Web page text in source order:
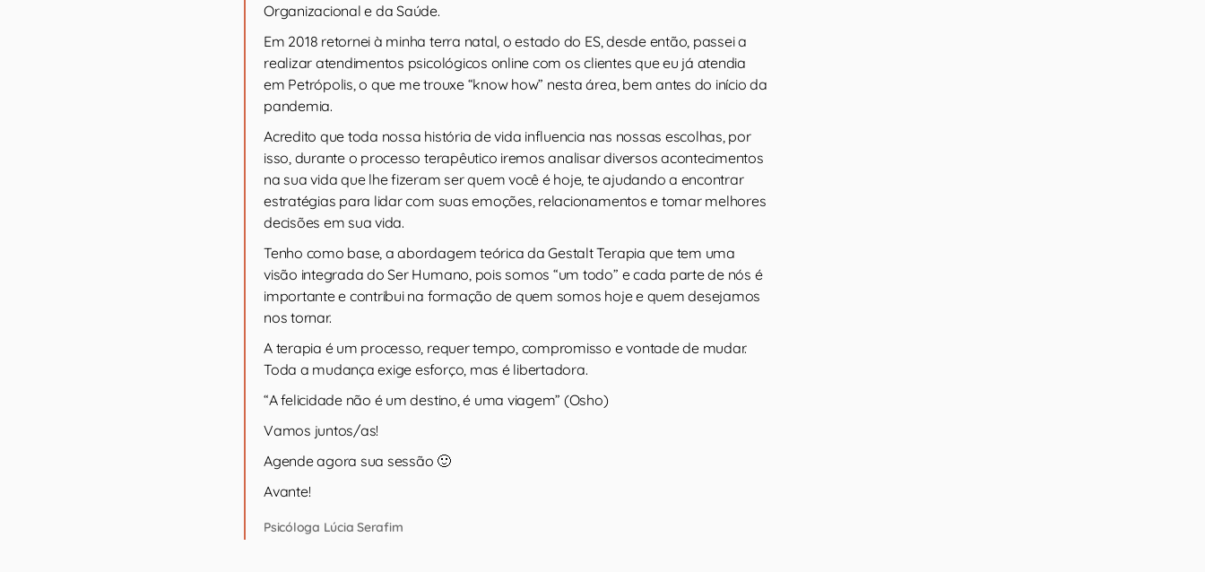
Organizacional e da Saúde.
Em 2018 retornei à minha terra natal, o estado do ES, desde então, passei a
realizar atendimentos psicológicos online com os clientes que eu já atendia
em Petrópolis, o que me trouxe “know how” nesta área, bem antes do início da
pandemia.
Acredito que toda nossa história de vida influencia nas nossas escolhas, por
isso, durante o processo terapêutico iremos analisar diversos acontecimentos
na sua vida que lhe fizeram ser quem você é hoje, te ajudando a encontrar
estratégias para lidar com suas emoções, relacionamentos e tomar melhores
decisões em sua vida.
Tenho como base, a abordagem teórica da Gestalt Terapia que tem uma
visão integrada do Ser Humano, pois somos “um todo” e cada parte de nós é
importante e contribui na formação de quem somos hoje e quem desejamos
nos tornar.
A terapia é um processo, requer tempo, compromisso e vontade de mudar.
Toda a mudança exige esforço, mas é libertadora.
“A felicidade não é um destino, é uma viagem” (Osho)
Vamos juntos/as!
Agende agora sua sessão 🙂
Avante!
Psicóloga Lúcia Serafim